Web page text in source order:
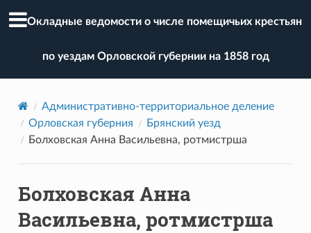
Окладные ведомости о числе помещичьих крестьян
по уездам Орловской губернии на 1858 год
Административно-территориальное деление
Орловская губерния
Брянский уезд
Болховская Анна Васильевна, ротмистрша
Болховская Анна
Васильевна, ротмистрша